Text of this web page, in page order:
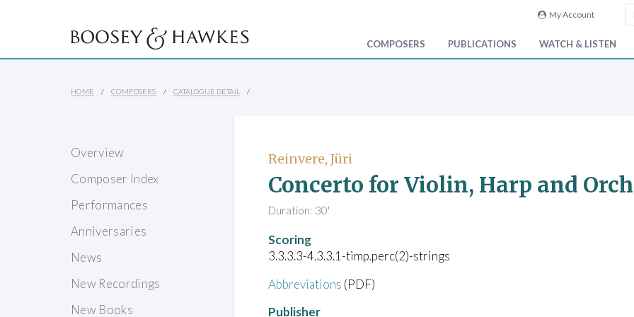
My Account
COMPOSERS PUBLICATIONS WATCH & LISTEN
HOME COMPOSERS CATALOGUE DETAIL
Overview
Composer Index
Performances
Anniversaries
News
New Recordings
New Books
Reinvere, Jüri
Concerto for Violin, Harp and
Duration: 30'
Scoring
3.3.3.3-4.3.3.1-timp.perc(2)-strings
Abbreviations (PDF)
Publisher